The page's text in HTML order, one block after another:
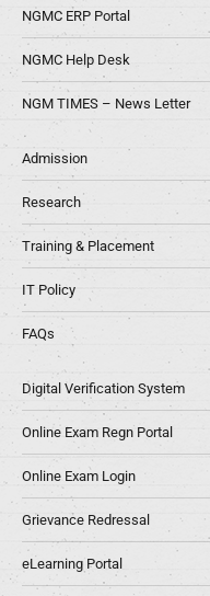
NGMC ERP Portal
NGMC Help Desk
NGM TIMES – News Letter
Admission
Research
Training & Placement
IT Policy
FAQs
Digital Verification System
Online Exam Regn Portal
Online Exam Login
Grievance Redressal
eLearning Portal